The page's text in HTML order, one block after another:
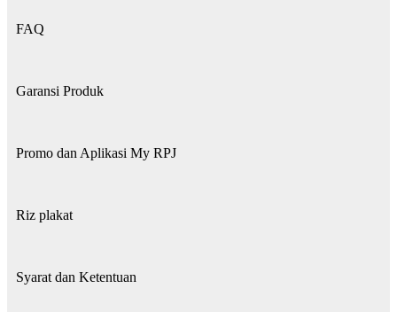
FAQ
Garansi Produk
Promo dan Aplikasi My RPJ
Riz plakat
Syarat dan Ketentuan